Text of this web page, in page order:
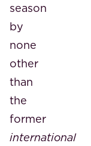
season
by
none
other
than
the
former
international